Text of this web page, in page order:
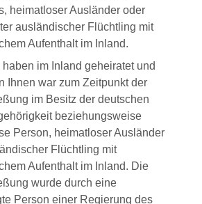
heimatloser Ausländer oder
ausländischer Flüchtling mit
Aufenthalt im Inland.
im Inland geheiratet und
Ihnen war zum Zeitpunkt der
im Besitz der deutschen
beziehungsweise
Person, heimatloser Ausländer
Flüchtling mit
Aufenthalt im Inland. Die
wurde durch eine
Person einer Regierung des